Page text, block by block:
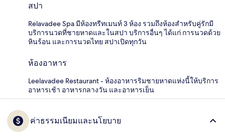
สปา
Relavadee Spa มีห้องทรีทเมนท์ 3 ห้อง รวมถึงห้องสำหรับคู่รักมี
บริการนวดที่ชายหาดและในสปา บริการอื่นๆ ได้แก่ การนวดด้วย
หินร้อน และการนวดไทย สปาเปิดทุกวัน
ห้องอาหาร
Leelavadee Restaurant - ห้องอาหารริมชายหาดแห่งนี้ให้บริการ
อาหารเช้า อาหารกลางวัน และอาหารเย็น
ค่าธรรมเนียมและนโยบาย